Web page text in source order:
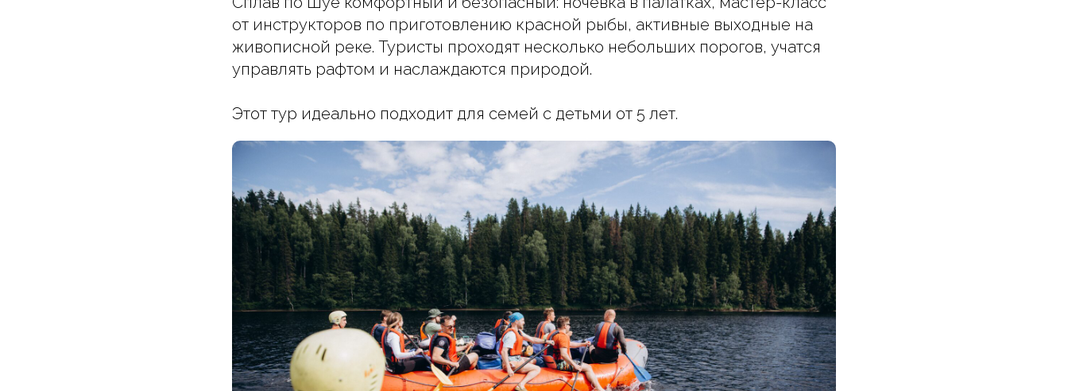
от инструкторов по приготовлению красной рыбы, активные выходные на
живописной реке. Туристы проходят несколько небольших порогов, учатся
управлять рафтом и наслаждаются природой.
Этот тур идеально подходит для семей с детьми от 5 лет.